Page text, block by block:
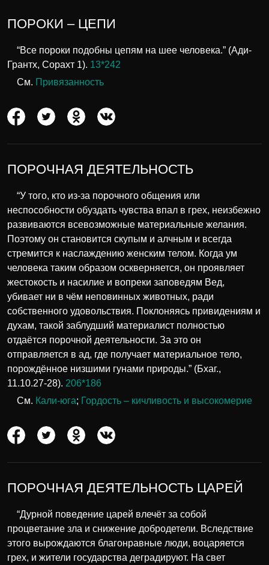
ПОРОКИ – ЦЕПИ
“Все пороки подобны цепям на шее человека.” (Ади-
Грантх, Сорахт 1). 13*242
См. Привязанность
ПОРОЧНАЯ ДЕЯТЕЛЬНОСТЬ
“У того, кто из-за порочного общения или
неспособности обуздать чувства впал в грех, неизбежно
развиваются всевозможные материальные желания.
Поэтому он становится скупым и алчным и всегда
стремится к наслаждению женским телом. Когда ум
человека таким образом оскверняется, он проявляет
жестокость и насилие и вопреки заповедям Вед,
убивает ни в чём неповинных животных, ради
собственного удовольствия. Поклоняясь привидениям и
духам, такой заблудший материалист полностью
отдаётся порочной деятельности. За это он
отправляется в ад, где получает материальное тело,
порождённое низшими гунами природы.” (Бхаг.,
11.10.27-28). 206*186
См. Кали-юга; Гордость – кичливость и высокомерие
ПОРОЧНАЯ ДЕЯТЕЛЬНОСТЬ ЦАРЕЙ
“Дурной поведение царей влечёт за собой
процветание зла и снижение добродетели. Вследствие
этого вырождаются благонравные люди, воцаряется
грех, и жители государства деградируют. На свет